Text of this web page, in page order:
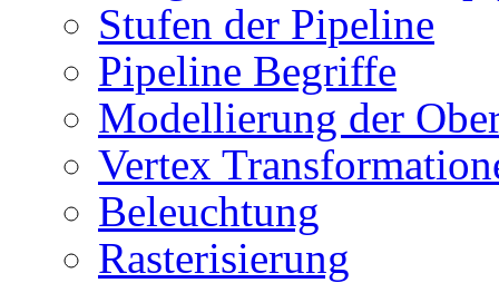
Stufen der Pipeline
Pipeline Begriffe
Modellierung der
Vertex
Beleuchtung
Rasterisierung